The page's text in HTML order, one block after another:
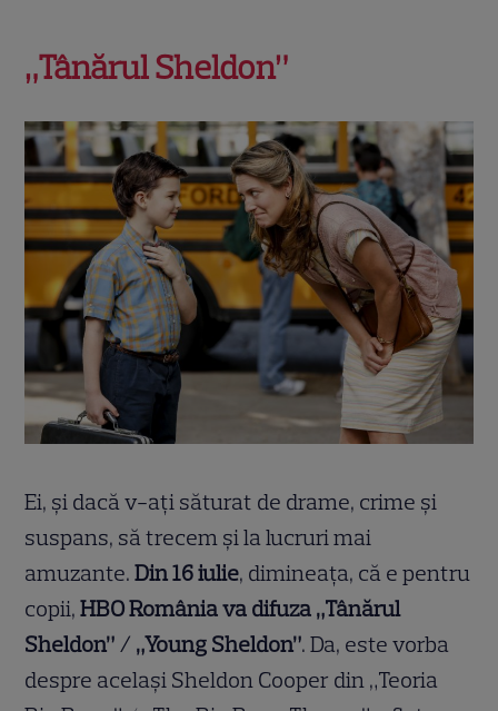
„Tânărul Sheldon”
Ei, și dacă v-ați săturat de drame, crime și
suspans, să trecem și la lucruri mai
amuzante.Din 16 iulie, dimineața, că e pentru
copii,HBO România va difuza „Tânărul
Sheldon” / „Young Sheldon”. Da, este vorba
despre același Sheldon Cooper din „Teoria